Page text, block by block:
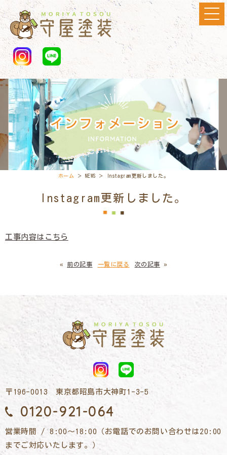
ホーム ＞ NEWS ＞ Instagram更新しました。
Instagram更新しました。
工事内容はこちら
« 前の記事 一覧に戻る 次の記事 »
〒196-0013 東京都昭島市大神町1-3-5
0120-921-064
営業時間 / 8:00～18:00（お電話でのお問い合わせは20:00
までご対応いたします。）